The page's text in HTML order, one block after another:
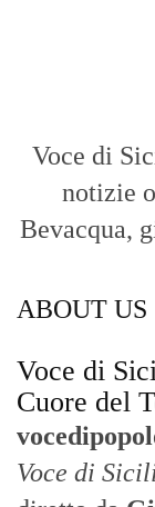
Voce di
notizie
Bevacqua,
ABOUT US
Voce di
Cuore del
Voce di